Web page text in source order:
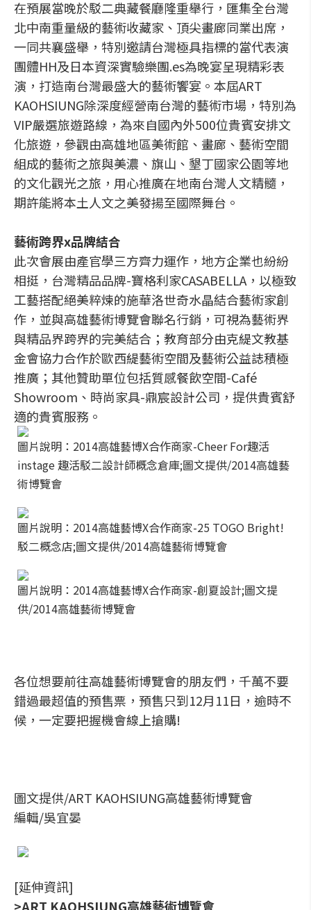
在預展當晚於駁二典藏餐廳隆重舉行，匯集全台灣
北中南重量級的藝術收藏家、頂尖畫廊同業出席，
一同共襄盛舉，特別邀請台灣極具指標的當代表演
團體HH及日本資深實驗樂團.es為晚宴呈現精彩表
演，打造南台灣最盛大的藝術饗宴。本屆ART
KAOHSIUNG除深度經營南台灣的藝術市場，特別為
VIP嚴選旅遊路線，為來自國內外500位貴賓安排文
化旅遊，參觀由高雄地區美術館、畫廊、藝術空間
組成的藝術之旅與美濃、旗山、墾丁國家公園等地
的文化觀光之旅，用心推廣在地南台灣人文精髓，
期許能將本土人文之美發揚至國際舞台。
藝術跨界x品牌結合
此次會展由產官學三方齊力運作，地方企業也紛紛
相挺，台灣精品品牌-寶格利家CASABELLA，以極致
工藝搭配絕美粹煉的施華洛世奇水晶結合藝術家創
作，並與高雄藝術博覽會聯名行銷，可視為藝術界
與精品界跨界的完美結合；教育部分由克緹文教基
金會協力合作於歐西緹藝術空間及藝術公益誌積極
推廣；其他贊助單位包括質感餐飲空間-Café
Showroom、時尚家具-鼎宸設計公司，提供貴賓舒
適的貴賓服務。
圖片說明：2014高雄藝博X合作商家-Cheer For趣活
instage 趣活駁二設計師概念倉庫;圖文提供/2014高雄藝
術博覽會
圖片說明：2014高雄藝博X合作商家-25 TOGO Bright!
駁二概念店;圖文提供/2014高雄藝術博覽會
圖片說明：2014高雄藝博X合作商家-創夏設計;圖文提
供/2014高雄藝術博覽會
各位想要前往高雄藝術博覽會的朋友們，千萬不要
錯過最超值的預售票，預售只到12月11日，逾時不
候，一定要把握機會線上搶購!
圖文提供/ART KAOHSIUNG高雄藝術博覽會
編輯/吳宜晏
[延伸資訊]
>ART KAOHSIUNG高雄藝術博覽會